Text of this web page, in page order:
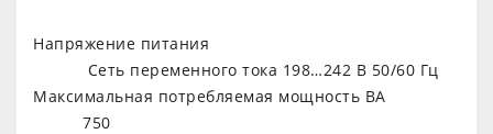
Напряжение питания
Сеть переменного тока 198…242 В 50/60 Гц
Максимальная потребляемая мощность ВА
750